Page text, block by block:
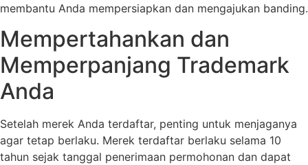
membantu Anda mempersiapkan dan mengajukan banding.
Mempertahankan dan
Memperpanjang Trademark
Anda
Setelah merek Anda terdaftar, penting untuk menjaganya
agar tetap berlaku. Merek terdaftar berlaku selama 10
tahun sejak tanggal penerimaan permohonan dan dapat